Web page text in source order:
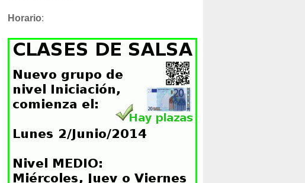
Horario: